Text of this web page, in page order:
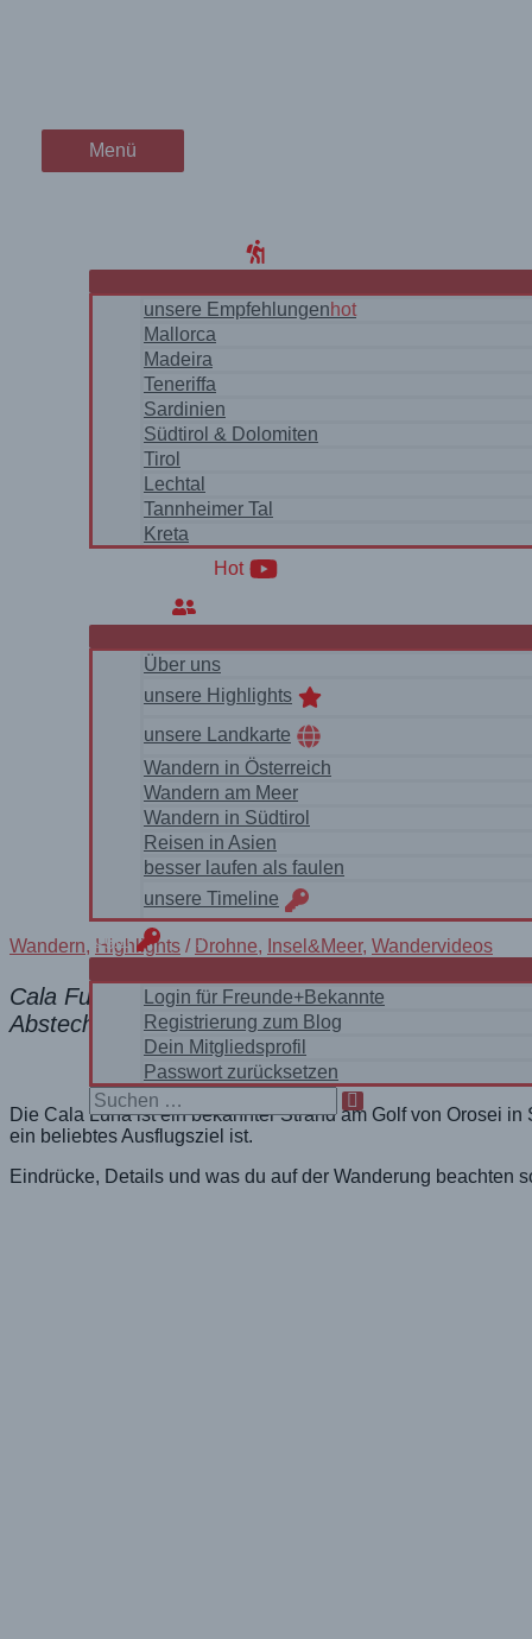
Menü
Menü
unsere Empfehlungenhot
Mallorca
Madeira
Teneriffa
Sardinien
Südtirol & Dolomiten
Tirol
Lechtal
Tannheimer Tal
Kreta
Hot
Über uns
unsere Highlights
unsere Landkarte
Wandern in Österreich
Wandern am Meer
Wandern in Südtirol
Reisen in Asien
besser laufen als faulen
unsere Timeline
login
Login für Freunde+Bekannte
Registrierung zum Blog
Dein Mitgliedsprofil
Passwort zurücksetzen
Search
for:
Wandern, Highlights / Drohne, Insel&Meer, Wandervideos
Cala Fuili & Cala Luna: Wir testen die Tour “zu
Abstecher zur Grotta del Bue Marino
Die Cala Luna ist ein bekannter Strand am Golf von Orosei
ein beliebtes Ausflugsziel ist.
Eindrücke, Details und was du auf der Wanderung beachten